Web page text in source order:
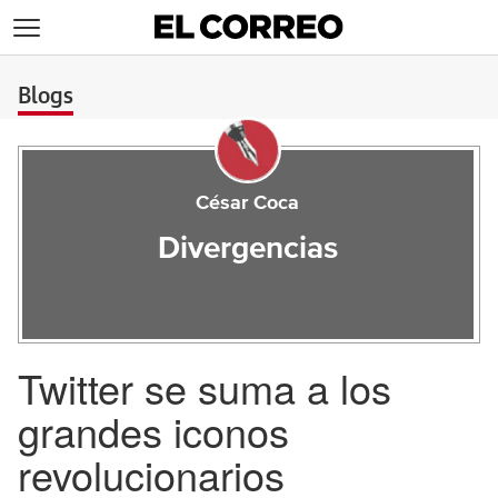
Blogs
César Coca
Divergencias
Twitter se suma a los
grandes iconos
revolucionarios